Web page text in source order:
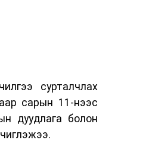
сурталчлах
сарын 11-нээс
дуудлага болон